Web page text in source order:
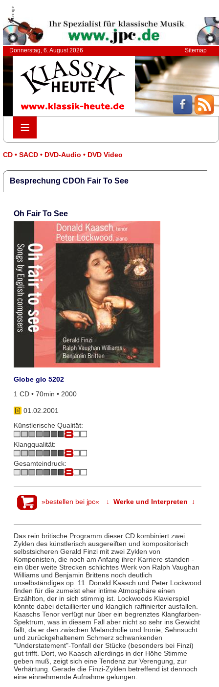
Anzeige
Donnerstag, 6. August 2026 Sitemap
≡
≡
CD • SACD • DVD-Audio • DVD Video
Besprechung CDOh Fair To See
Oh Fair To See
Globe glo 5202
1 CD • 70min • 2000
01.02.2001
Künstlerische Qualität:
Klangqualität:
Gesamteindruck:
»bestellen bei jpc« ↓ Werke und Interpreten ↓
Das rein britische Programm dieser CD kombiniert zwei
Zyklen des künstlerisch ausgereiften und kompositorisch
selbstsicheren Gerald Finzi mit zwei Zyklen von
Komponisten, die noch am Anfang ihrer Karriere standen -
ein über weite Strecken schlichtes Werk von Ralph Vaughan
Williams und Benjamin Brittens noch deutlich
unselbständiges op. 11. Donald Kaasch und Peter Lockwood
finden für die zumeist eher intime Atmosphäre einen
Erzählton, der in sich stimmig ist. Lockwoods Klavierspiel
könnte dabei detaillierter und klanglich raffinierter ausfallen.
Kaaschs Tenor verfügt nur über ein begrenztes Klangfarben-
Spektrum, was in diesem Fall aber nicht so sehr ins Gewicht
fällt, da er den zwischen Melancholie und Ironie, Sehnsucht
und zurückgehaltenem Schmerz schwankenden
"Understatement"-Tonfall der Stücke (besonders bei Finzi)
gut trifft. Dort, wo Kaasch allerdings in der Höhe Stimme
geben muß, zeigt sich eine Tendenz zur Verengung, zur
Verhärtung. Gerade die Finzi-Zyklen betreffend ist dennoch
eine einnehmende Aufnahme gelungen.